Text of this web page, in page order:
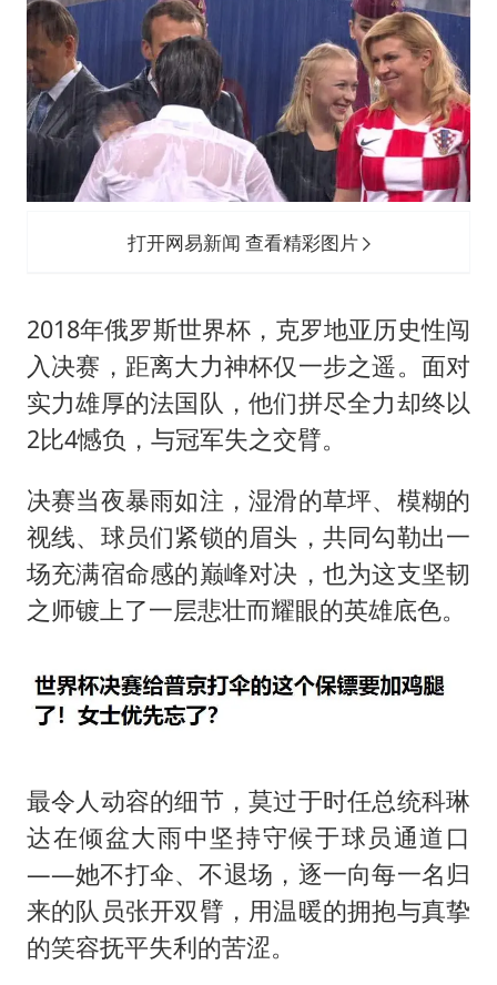
打开网易新闻 查看精彩图片
2018年俄罗斯世界杯，克罗地亚历史性闯
入决赛，距离大力神杯仅一步之遥。面对
实力雄厚的法国队，他们拼尽全力却终以
2比4憾负，与冠军失之交臂。
决赛当夜暴雨如注，湿滑的草坪、模糊的
视线、球员们紧锁的眉头，共同勾勒出一
场充满宿命感的巅峰对决，也为这支坚韧
之师镀上了一层悲壮而耀眼的英雄底色。
最令人动容的细节，莫过于时任总统科琳
达在倾盆大雨中坚持守候于球员通道口
——她不打伞、不退场，逐一向每一名归
来的队员张开双臂，用温暖的拥抱与真挚
的笑容抚平失利的苦涩。